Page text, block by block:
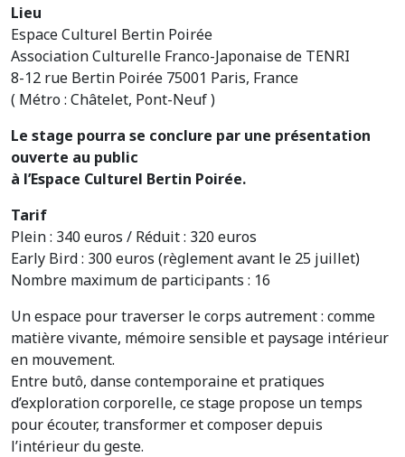
Lieu
Espace Culturel Bertin Poirée
Association Culturelle Franco-Japonaise de TENRI
8-12 rue Bertin Poirée 75001 Paris, France
( Métro : Châtelet, Pont-Neuf )
Le stage pourra se conclure par une présentation
ouverte au public
à l’Espace Culturel Bertin Poirée.
Tarif
Plein : 340 euros / Réduit : 320 euros
Early Bird : 300 euros (règlement avant le 25 juillet)
Nombre maximum de participants : 16
Un espace pour traverser le corps autrement : comme
matière vivante, mémoire sensible et paysage intérieur
en mouvement.
Entre butô, danse contemporaine et pratiques
d’exploration corporelle, ce stage propose un temps
pour écouter, transformer et composer depuis
l’intérieur du geste.